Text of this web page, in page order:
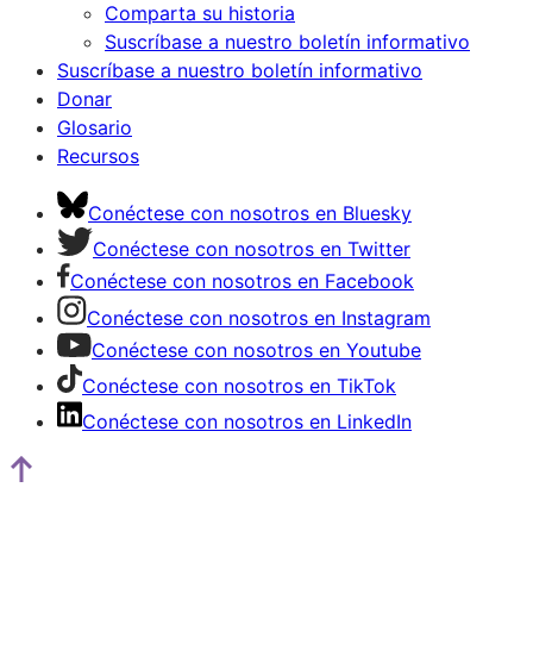
Comparta su historia
Suscríbase a nuestro boletín informativo
Suscríbase a nuestro boletín informativo
Donar
Glosario
Recursos
Conéctese con nosotros en Bluesky
Conéctese con nosotros en Twitter
Conéctese con nosotros en Facebook
Conéctese con nosotros en Instagram
Conéctese con nosotros en Youtube
Conéctese con nosotros en TikTok
Conéctese con nosotros en LinkedIn